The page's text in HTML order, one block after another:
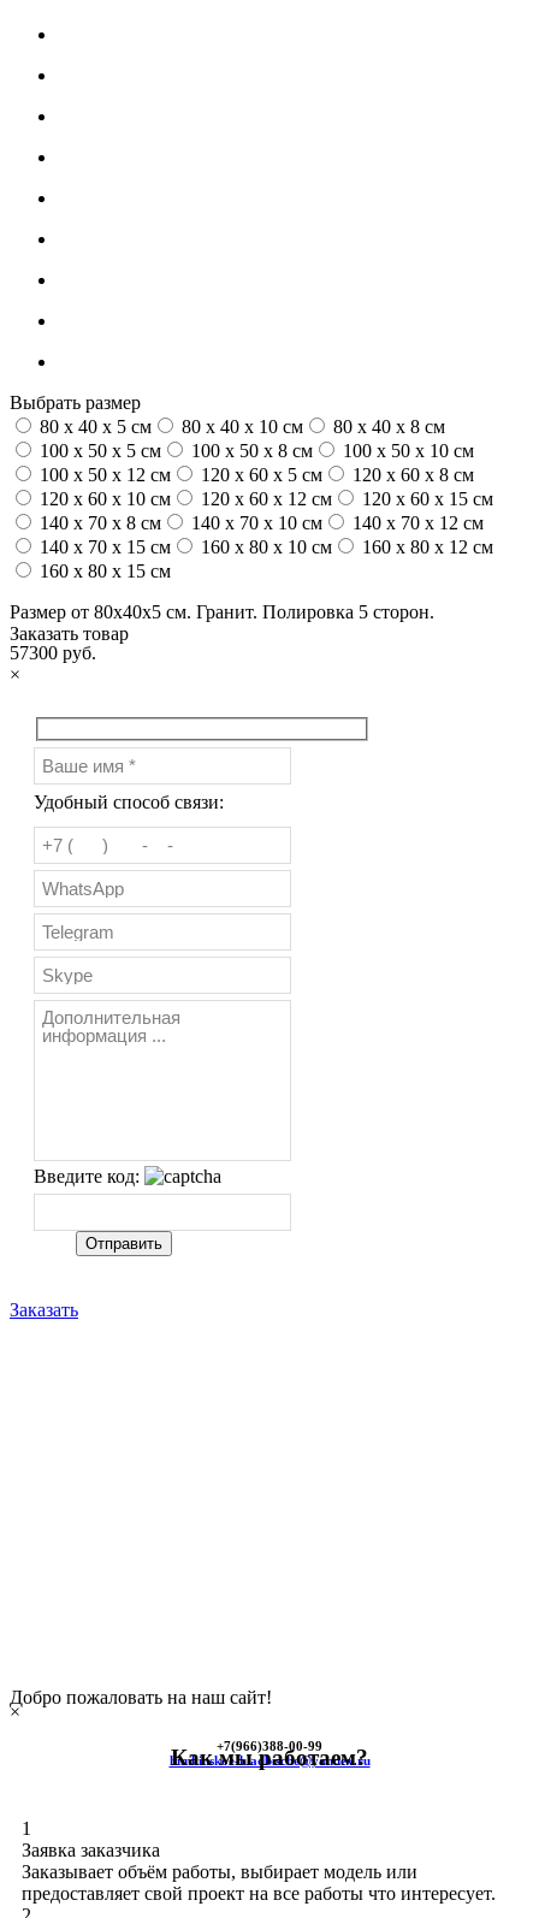
Выбрать размер
80 x 40 x 5 см
80 x 40 x 10 см
80 x 40 x 8 см
100 x 50 x 5 см
100 х 50 х 8 см
100 x 50 x 10 см
100 x 50 x 12 см
120 x 60 x 5 см
120 x 60 x 8 см
120 x 60 x 10 см
120 x 60 x 12 см
120 x 60 x 15 см
140 x 70 x 8 см
140 x 70 x 10 см
140 x 70 x 12 см
140 x 70 x 15 см
160 x 80 x 10 см
160 x 80 x 12 см
160 x 80 x 15 см
Размер от 80х40х5 см. Гранит. Полировка 5 сторон.
57300 руб.
Заказать товар
×
Удобный способ связи:
Введите код:
Заказать
Добро пожаловать на наш сайт!
+7(966)388-00-99
himkinskoe-kladbische@yandex.ru
×
Как мы работаем?
1
Заявка заказчика
Заказывает объём работы, выбирает модель или
предоставляет свой проект на все работы что интересует.